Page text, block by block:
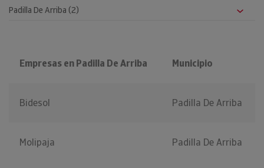
Empresas en Padilla De Arriba Municipio
Bidesol Padilla De Arriba
Molipaja Padilla De Arriba